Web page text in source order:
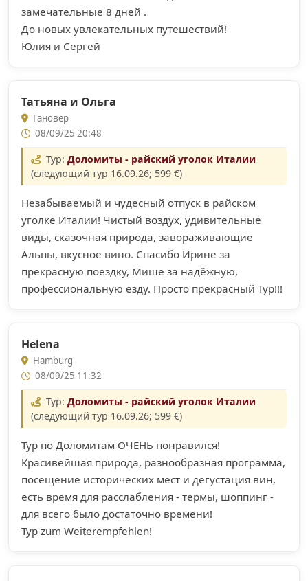
замечательные 8 дней .
До новых увлекательных путешествий!
Юлия и Сергей
Татьяна и Ольга
Гановер
08/09/25 20:48
Тур: Доломиты - райский уголок Италии
(следующий тур 16.09.26; 599 €)
Незабываемый и чудесный отпуск в райском
уголке Италии! Чистый воздух, удивительные
виды, сказочная природа, завораживающие
Альпы, вкусное вино. Спасибо Ирине за
прекрасную поездку, Мише за надёжную,
профессиональную езду. Просто прекрасный Тур!!!
Helena
Hamburg
08/09/25 11:32
Тур: Доломиты - райский уголок Италии
(следующий тур 16.09.26; 599 €)
Тур по Доломитам ОЧЕНЬ понравился!
Красивейшая природа, разнообразная программа,
посещение исторических мест и дегустация вин,
есть время для расслабления - термы, шоппинг -
для всего было достаточно времени!
Тур zum Weiterempfehlen!